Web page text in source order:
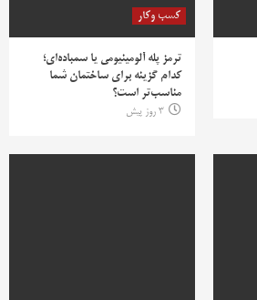
کسب وکار
ترمز پله آلومینیومی یا سمباده‌ای؛
کدام گزینه برای ساختمان شما
مناسب‌تر است؟
3 روز پیش